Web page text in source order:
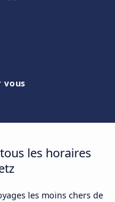
vous
les horaires
les moins chers de